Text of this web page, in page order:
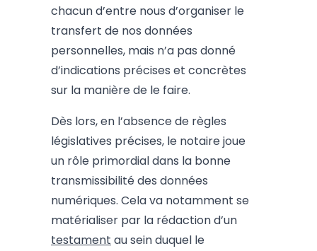
chacun d’entre nous d’organiser le
transfert de nos données
personnelles, mais n’a pas donné
d’indications précises et concrètes
sur la manière de le faire.
Dès lors, en l’absence de règles
législatives précises, le notaire joue
un rôle primordial dans la bonne
transmissibilité des données
numériques. Cela va notamment se
matérialiser par la rédaction d’un
testament au sein duquel le